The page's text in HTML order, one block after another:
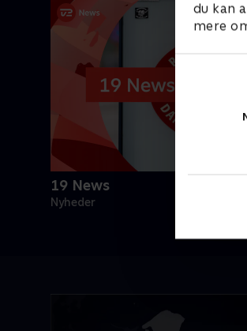
du kan
mere
19 News
Nyheder